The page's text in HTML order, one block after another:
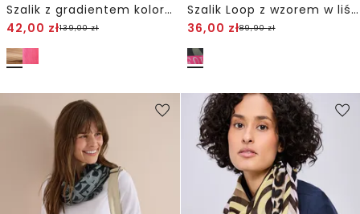
Szalik z gradientem kolorów
42,00 zł139,00zł
Szalik Loop z wzorem w liście
36,00 zł89,90zł